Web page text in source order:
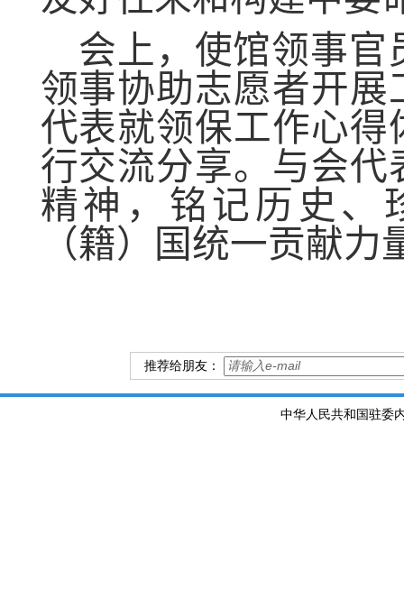
会上，使馆领事官
领事协助志愿者开
代表就领保工作心
行交流分享。与会
精神，铭记历史、
（籍）国统一贡献力
推荐给朋友：
中华人民共和国驻委